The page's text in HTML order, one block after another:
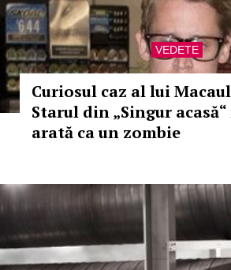
VEDETE
Curiosul caz al lui
Starul din „Singur
arată ca un zombie